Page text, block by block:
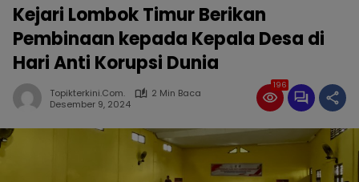
Kejari Lombok Timur Berikan
Pembinaan kepada Kepala Desa di
Hari Anti Korupsi Dunia
Topikterkini.com.
2 Min Baca
Desember 9, 2024
196